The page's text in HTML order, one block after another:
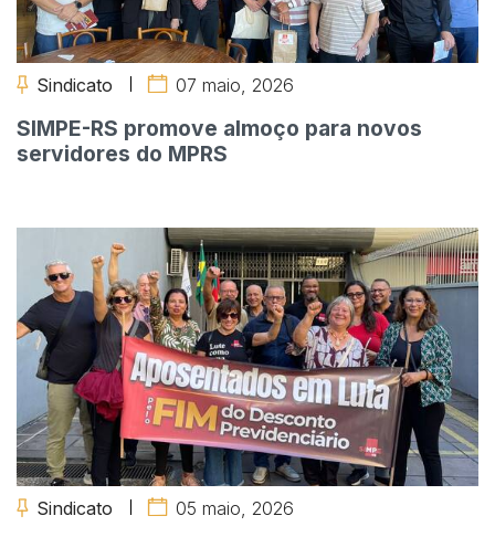
Sindicato 07 maio, 2026
SIMPE-RS promove almoço para novos
servidores do MPRS
Sindicato 05 maio, 2026